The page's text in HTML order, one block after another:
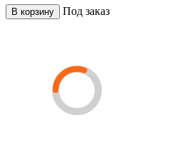
В корзину Под заказ